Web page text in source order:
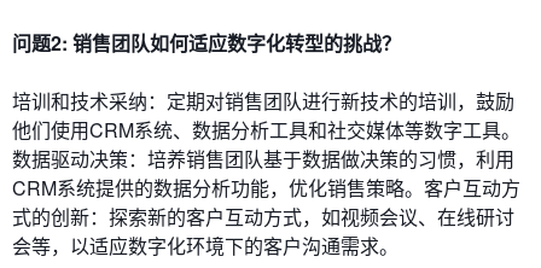
问题2: 销售团队如何适应数字化转型的挑战？
培训和技术采纳：定期对销售团队进行新技术的培训，鼓励
他们使用CRM系统、数据分析工具和社交媒体等数字工具。
数据驱动决策：培养销售团队基于数据做决策的习惯，利用
CRM系统提供的数据分析功能，优化销售策略。客户互动方
式的创新：探索新的客户互动方式，如视频会议、在线研讨
会等，以适应数字化环境下的客户沟通需求。